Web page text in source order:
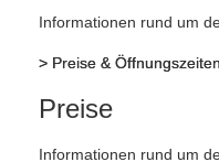
Informationen rund um
> Preise & Öffnungszeiten
Preise
Informationen rund um